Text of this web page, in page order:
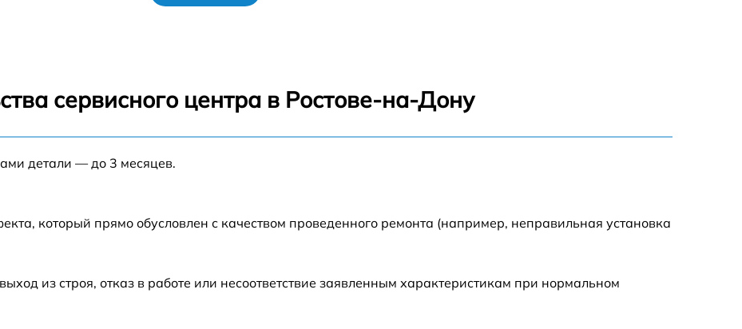
сервисного центра в Ростове-на-Дону
детали — до 3 месяцев.
который прямо обусловлен с качеством проведенного ремонта (например, неправильная установка
из строя, отказ в работе или несоответствие заявленным характеристикам при нормальном